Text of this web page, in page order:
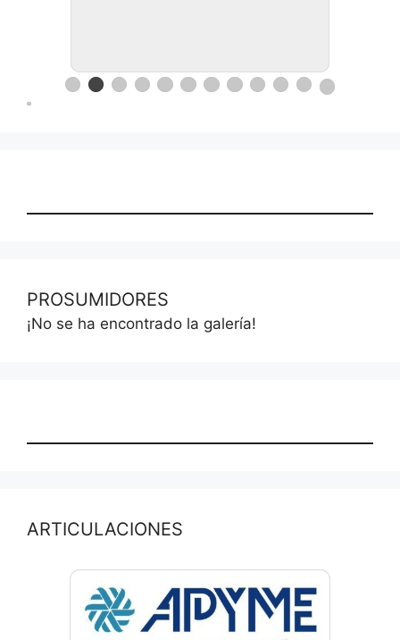
PROSUMIDORES
¡No se ha encontrado la galería!
ARTICULACIONES